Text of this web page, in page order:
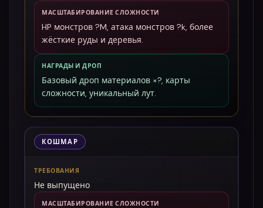
МАСШТАБИРОВАНИЕ СЛОЖНОСТИ
HP монстров ?M, атака монстров ?k, более
жёсткие руды и деревья.
НАГРАДЫ И ДРОП
Базовый дроп материалов ×?, карты
сложности, уникальный лут.
КОШМАР
ТРЕБОВАНИЯ
Не выпущено
МАСШТАБИРОВАНИЕ СЛОЖНОСТИ